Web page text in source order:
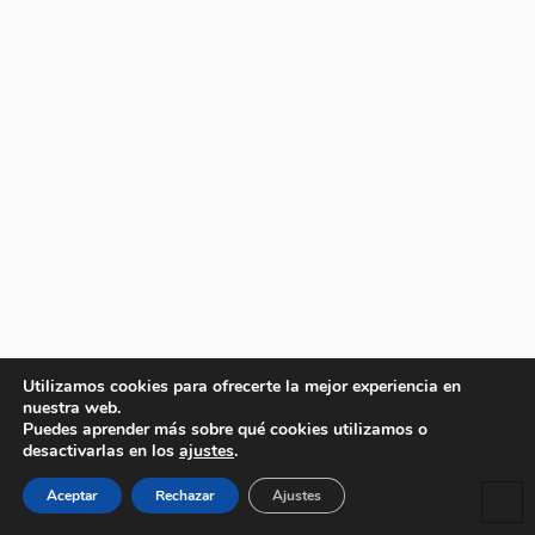
Utilizamos cookies para ofrecerte la mejor experiencia en
nuestra web.
Puedes aprender más sobre qué cookies utilizamos o
desactivarlas en los ajustes.
Aceptar Rechazar Ajustes